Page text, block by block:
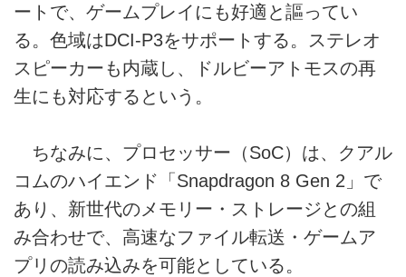
ートで、ゲームプレイにも好適と謳ってい
る。色域はDCI-P3をサポートする。ステレオ
スピーカーも内蔵し、ドルビーアトモスの再
生にも対応するという。
ちなみに、プロセッサー（SoC）は、クアル
コムのハイエンド「Snapdragon 8 Gen 2」で
あり、新世代のメモリー・ストレージとの組
み合わせで、高速なファイル転送・ゲームア
プリの読み込みを可能としている。